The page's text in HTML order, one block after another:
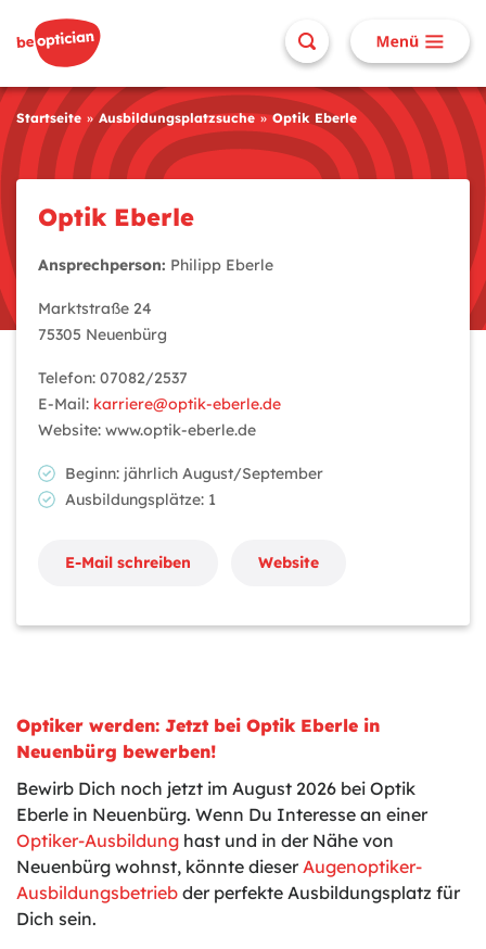
Startseite Ausbildungsplatzsuche Optik Eberle
Optik Eberle
Ansprechperson: Philipp Eberle
Marktstraße 24
75305 Neuenbürg
Telefon: 07082/2537
E-Mail: karriere@optik-eberle.de
Website: www.optik-eberle.de
Beginn: jährlich August/September
Ausbildungsplätze: 1
E-Mail schreiben Website
Optiker werden: Jetzt bei Optik Eberle in
Neuenbürg bewerben!
Bewirb Dich noch jetzt im August 2026 bei Optik
Eberle in Neuenbürg. Wenn Du Interesse an einer
Optiker-Ausbildung hast und in der Nähe von
Neuenbürg wohnst, könnte dieser Augenoptiker-
Ausbildungsbetrieb der perfekte Ausbildungsplatz für
Dich sein.